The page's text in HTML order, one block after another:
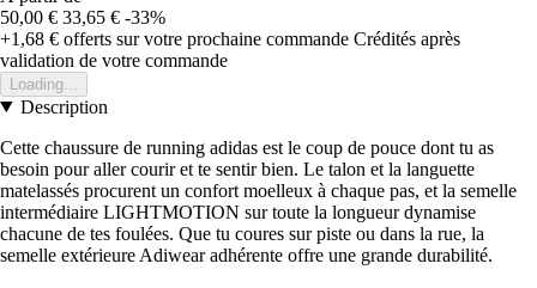
50,00 € 33,65 € -33%
+1,68 € offerts sur votre prochaine commande Crédités après
validation de votre commande
Loading...
Description
Cette chaussure de running adidas est le coup de pouce dont tu as
besoin pour aller courir et te sentir bien. Le talon et la languette
matelassés procurent un confort moelleux à chaque pas, et la semelle
intermédiaire LIGHTMOTION sur toute la longueur dynamise
chacune de tes foulées. Que tu coures sur piste ou dans la rue, la
semelle extérieure Adiwear adhérente offre une grande durabilité.